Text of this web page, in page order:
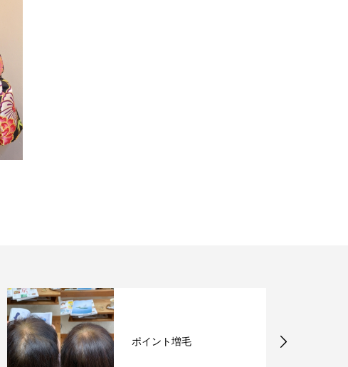
ポイント増毛 毎年恒例プレゼン